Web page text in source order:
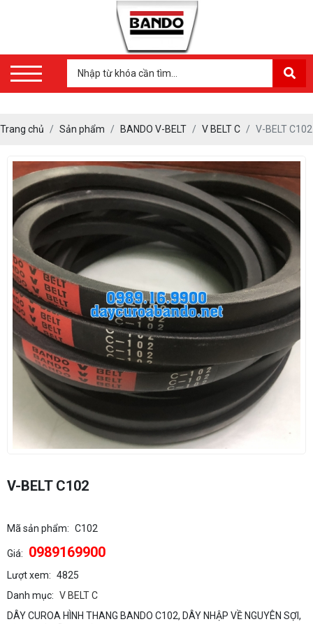
Trang chủ Sản phẩm BANDO V-BELT V BELT C V-BELT C102
V-BELT C102
Mã sản phẩm: C102
Giá: 0989169900
Lượt xem: 4825
Danh mục: V BELT C
DÂY CUROA HÌNH THANG BANDO C102, DÂY NHẬP VỀ NGUYÊN SỢI,